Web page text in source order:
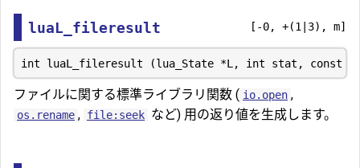
luaL_fileresult [-0, +(1|3), m]
ファイルに関する標準ライブラリ関数 ( io.open ,
os.rename , file:seek など) 用の返り値を生成します。